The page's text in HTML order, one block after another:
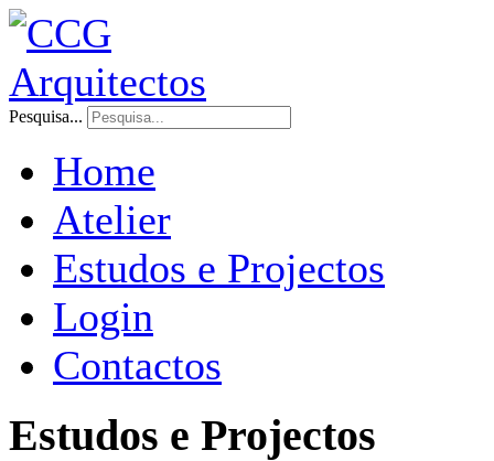
Pesquisa...
Home
Atelier
Estudos e Projectos
Login
Contactos
Estudos e Projectos